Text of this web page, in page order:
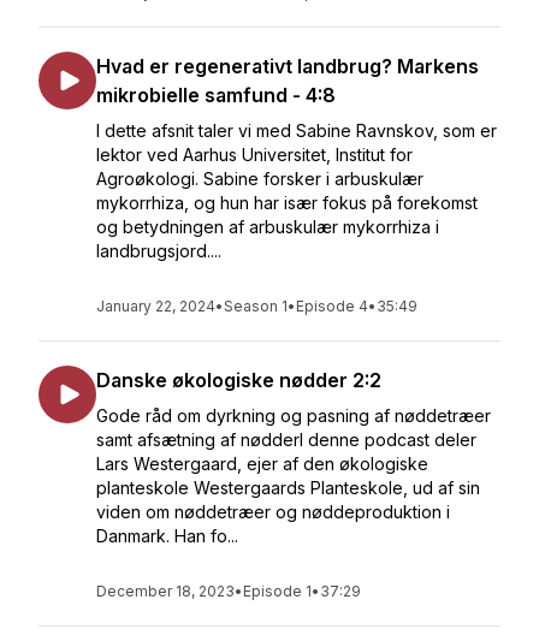
Hvad er regenerativt landbrug? Markens
mikrobielle samfund - 4:8
I dette afsnit taler vi med Sabine Ravnskov, som er
lektor ved Aarhus Universitet, Institut for
Agroøkologi. Sabine forsker i arbuskulær
mykorrhiza, og hun har især fokus på forekomst
og betydningen af arbuskulær mykorrhiza i
landbrugsjord....
January 22, 2024•Season 1• Episode 4• 35:49
Danske økologiske nødder 2:2
Gode råd om dyrkning og pasning af nøddetræer
samt afsætning af nødderI denne podcast deler
Lars Westergaard, ejer af den økologiske
planteskole Westergaards Planteskole, ud af sin
viden om nøddetræer og nøddeproduktion i
Danmark. Han fo...
December 18, 2023• Episode 1• 37:29